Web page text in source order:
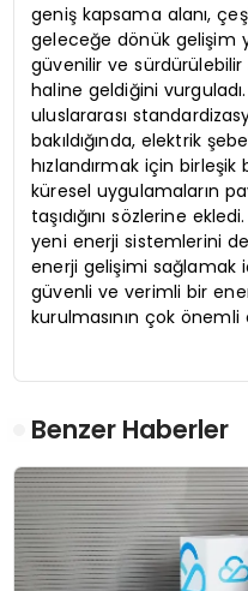
geniş kapsama alanı,
geleceğe dönük gelişim
güvenilir ve
haline geldiğini
uluslararası
bakıldığında, elektrik
hızlandırmak için
küresel uygulamaların
taşıdığını sözlerine
yeni enerji sistemlerini
enerji gelişimi sağlamak
güvenli ve verimli bir
kurulmasının çok
Benzer Haberler